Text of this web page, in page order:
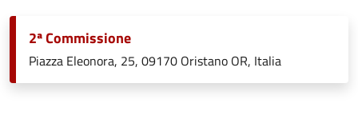
2ª Commissione
Piazza Eleonora, 25, 09170 Oristano OR, Italia